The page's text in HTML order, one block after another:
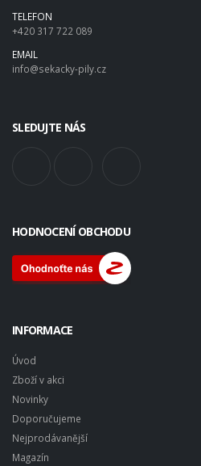
TELEFON
+420 317 722 089
EMAIL
info@sekacky-pily.cz
SLEDUJTE NÁS
HODNOCENÍ OBCHODU
INFORMACE
Úvod
Zboží v akci
Novinky
Doporučujeme
Nejprodávanější
Magazín